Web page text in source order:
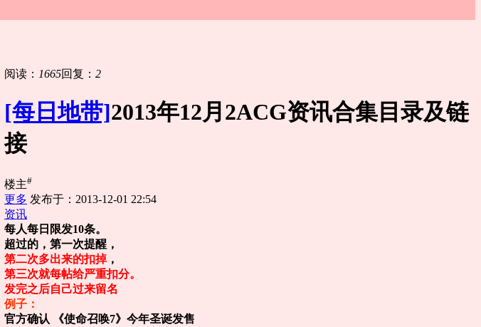
阅读： 1665回复： 2
[每日地带]2013年12月2ACG资讯合集目录及链
接
楼主#
更多 发布于：2013-12-01 22:54
资讯
每人每日限发10条。
超过的，第一次提醒，
第二次多出来的扣掉，
第三次就每帖给严重扣分。
发完之后自己过来留名
例子：
官方确认 《使命召唤7》今年圣诞发售